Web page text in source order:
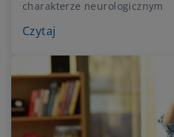
charakterze neurologicznym
Czytaj